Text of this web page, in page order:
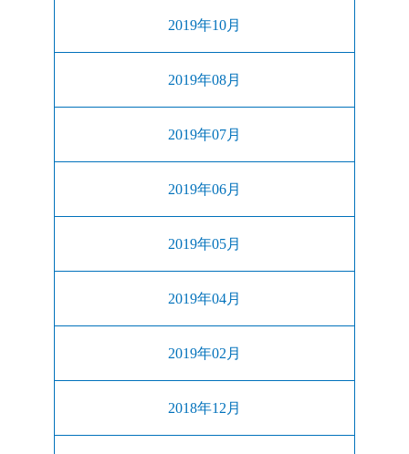
2019年10月
2019年08月
2019年07月
2019年06月
2019年05月
2019年04月
2019年02月
2018年12月